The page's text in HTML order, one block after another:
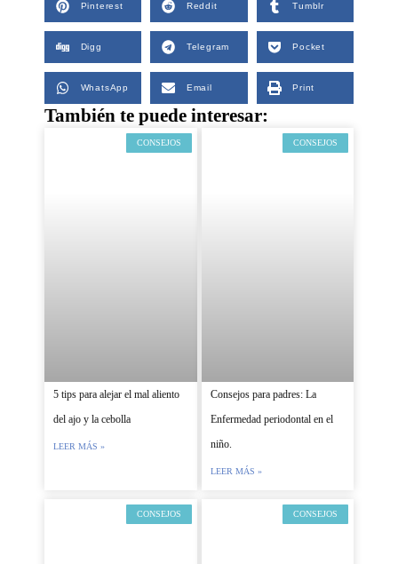
Pinterest Reddit Tumblr
Digg Telegram Pocket
WhatsApp Email Print
También te puede interesar:
CONSEJOS
5 tips para alejar el mal aliento
del ajo y la cebolla
LEER MÁS »
CONSEJOS
Consejos para padres: La
Enfermedad periodontal en el
niño.
LEER MÁS »
CONSEJOS CONSEJOS